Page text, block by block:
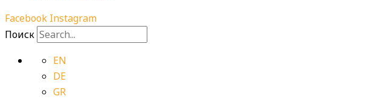
Facebook Instagram
Поиск
EN
DE
GR